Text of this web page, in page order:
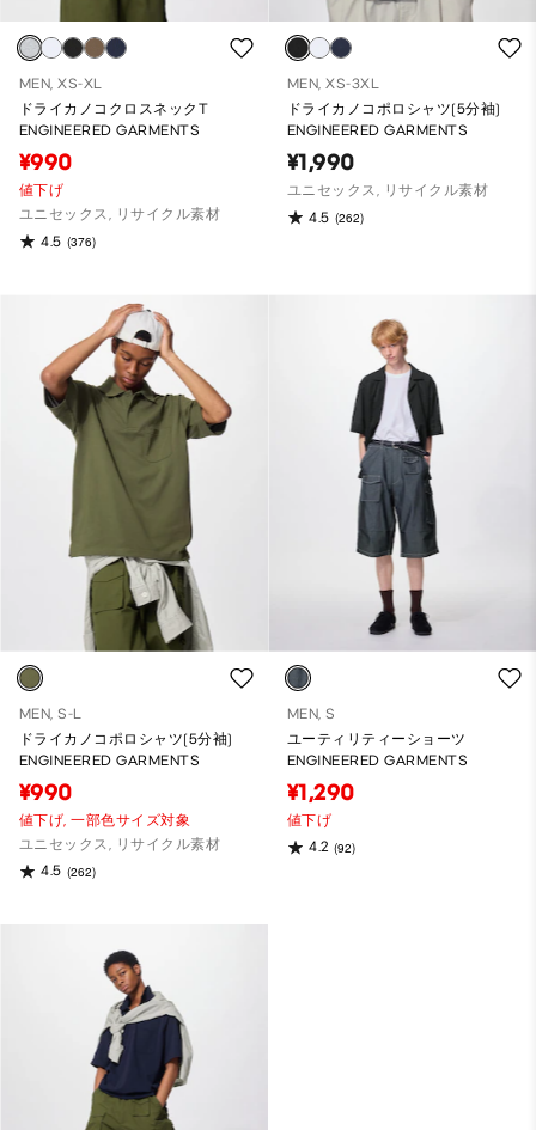
MEN, XS-XL
ドライカノコクロスネックT
ENGINEERED GARMENTS
¥990
値下げ
ユニセックス, リサイクル素材
4.5 (376)
MEN, XS-3XL
ドライカノコポロシャツ(5分袖)
ENGINEERED GARMENTS
¥1,990
ユニセックス, リサイクル素材
4.5 (262)
MEN, S-L
ドライカノコポロシャツ(5分袖)
ENGINEERED GARMENTS
¥990
値下げ,一部色サイズ対象
ユニセックス, リサイクル素材
4.5 (262)
MEN, S
ユーティリティーショーツ
ENGINEERED GARMENTS
¥1,290
値下げ
4.2 (92)